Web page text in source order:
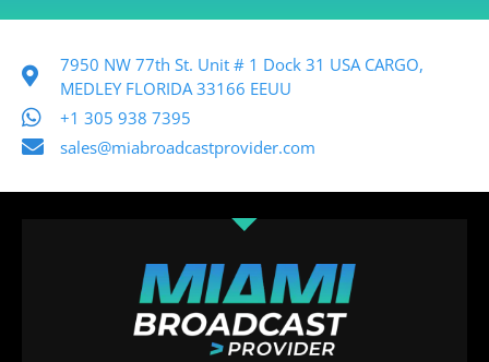
7950 NW 77th St. Unit # 1 Dock 31 USA CARGO,
MEDLEY FLORIDA 33166 EEUU
+1 305 938 7395
sales@miabroadcastprovider.com